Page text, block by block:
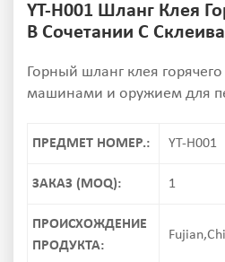
YT-H001 Шланг Клея
В Сочетании С
Горный шланг клея
машинами и оружием для
ПРЕДМЕТ НОМЕР.: YT-H001
ЗАКАЗ (MOQ): 1
ПРОИСХОЖДЕНИЕ
ПРОДУКТА: